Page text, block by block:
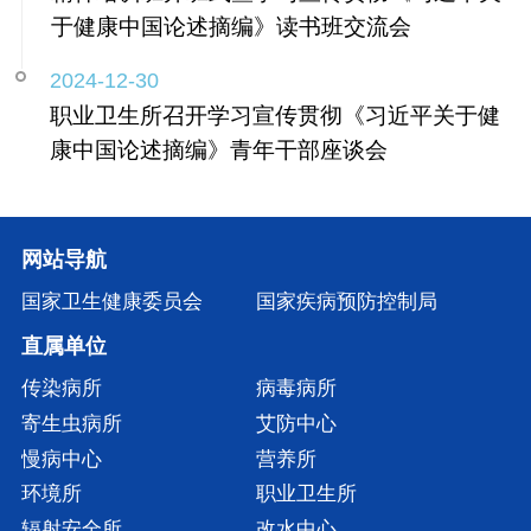
于健康中国论述摘编》读书班交流会
2024-12-30
职业卫生所召开学习宣传贯彻《习近平关于健
康中国论述摘编》青年干部座谈会
网站导航
国家卫生健康委员会 国家疾病预防控制局
直属单位
传染病所
病毒病所
寄生虫病所
艾防中心
慢病中心
营养所
环境所
职业卫生所